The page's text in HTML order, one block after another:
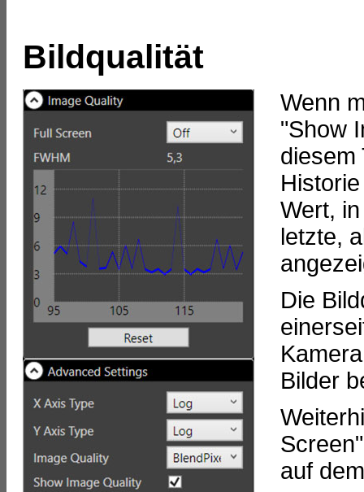
Bildqualität
Wenn
"Show
diesem
Wert,
letzte,
Die
Bilder
auf